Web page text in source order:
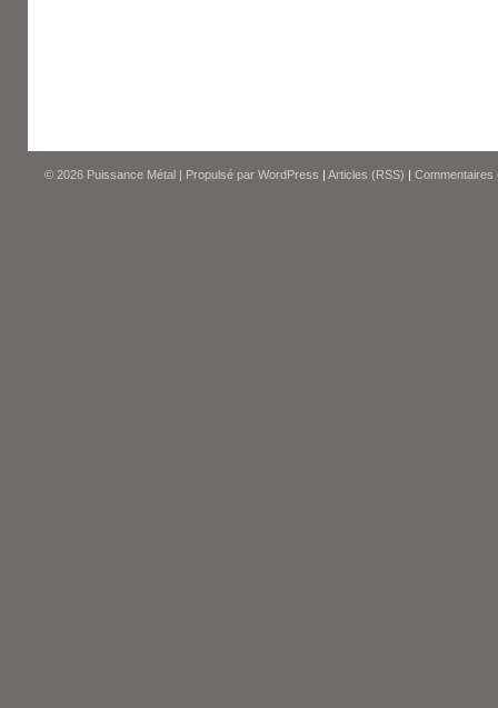
© 2026 Puissance Métal | Propulsé par WordPress | Articles (RSS) | Commentaires